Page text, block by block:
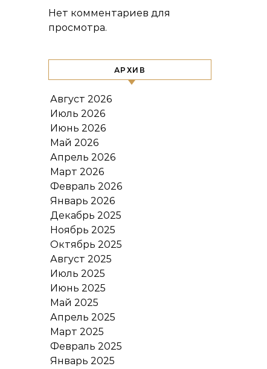
Нет комментариев для
просмотра.
АРХИВ
Август 2026
Июль 2026
Июнь 2026
Май 2026
Апрель 2026
Март 2026
Февраль 2026
Январь 2026
Декабрь 2025
Ноябрь 2025
Октябрь 2025
Август 2025
Июль 2025
Июнь 2025
Май 2025
Апрель 2025
Март 2025
Февраль 2025
Январь 2025